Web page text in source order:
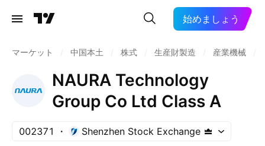
始めましょう
マーケット 中国本土 株式 生産財製造 産業機械
NAURA Technology
Group Co Ltd Class A
002371 Shenzhen Stock Exchange